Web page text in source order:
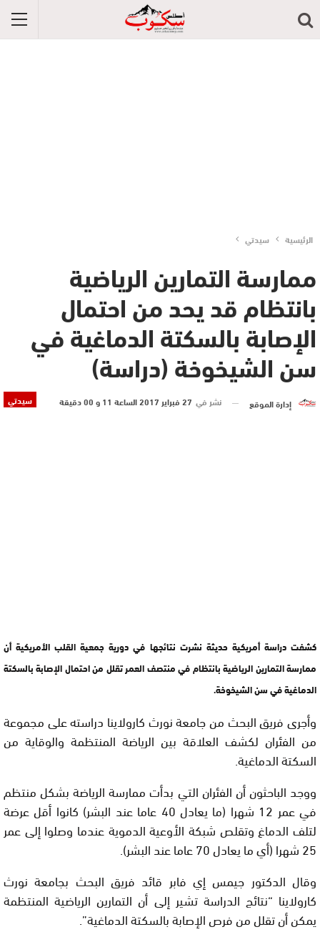
الرئيسية سيدتي
ممارسة التمارين الرياضية
بانتظام قد يحد من احتمال
الإصابة بالسكتة الدماغية في
سن الشيخوخة (دراسة)
سيدتي إدارة الموقع نشر في 27 فبراير 2017 الساعة 11 و 00 دقيقة
كشفت دراسة أمريكية حديثة نشرت نتائجها في دورية جمعية القلب الأمريكية أن
ممارسة التمارين الرياضية بانتظام في منتصف العمر تقلل من احتمال الإصابة بالسكتة
الدماغية في سن الشيخوخة.
وأجرى فريق البحث من جامعة نورث كارولاينا دراسته على مجموعة
من الفئران لكشف العلاقة بين الرياضة المنتظمة والوقاية من
السكتة الدماغية.
ووجد الباحثون أن الفئران التي بدأت ممارسة الرياضة بشكل منتظم
في عمر 12 شهرا (ما يعادل 40 عاما عند البشر) كانوا أقل عرضة
لتلف الدماغ وتقلص شبكة الأوعية الدموية عندما وصلوا إلى عمر
25 شهرا (أي ما يعادل 70 عاما عند البشر).
وقال الدكتور جيمس إي فابر قائد فريق البحث بجامعة نورث
كارولاينا “نتائج الدراسة تشير إلى أن التمارين الرياضية المنتظمة
يمكن أن تقلل من فرص الإصابة بالسكتة الدماغية”.